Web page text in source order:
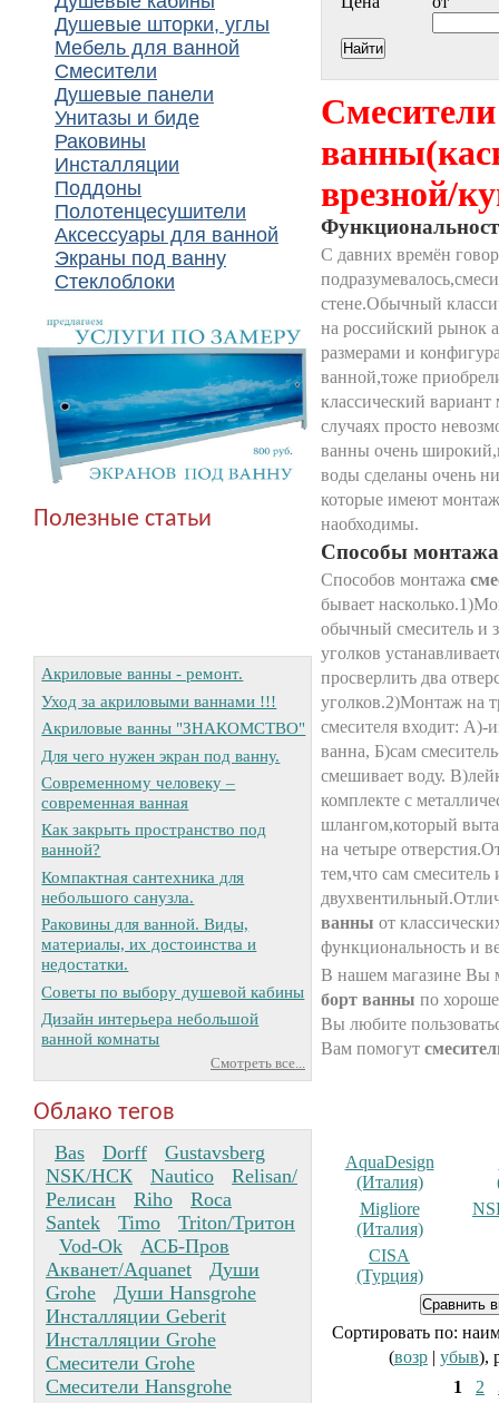
Душевые шторки, углы
Мебель для ванной
Смесители
Душевые панели
Унитазы и биде
Раковины
Инсталляции
Поддоны
Полотенцесушители
Аксессуары для ванной
Экраны под ванну
Стеклоблоки
Полезные статьи
Акриловые ванны - ремонт.
Уход за акриловыми ваннами !!!
Акриловые ванны "ЗНАКОМСТВО"
Для чего нужен экран под ванну.
Современному человеку –
современная ванная
Как закрыть пространство под
ванной?
Компактная сантехника для
небольшого санузла.
Раковины для ванной. Виды,
материалы, их достоинства и
недостатки.
Советы по выбору душевой кабины
Дизайн интерьера небольшой
ванной комнаты
Смотреть все...
Облако тегов
Bas Dorff
Gustavsberg
NSK/НСК
Nautico
Relisan/
Релисан
Riho
Roca
Santek
Timo
Triton/Тритон
Vod-Ok
АСБ-Пров
Акванет/Aquanet
Души
Grohe
Души Hansgrohe
Инсталляции Geberit
Инсталляции Grohe
Смесители Grohe
Смесители Hansgrohe
врезной/
С давних времён
стене.Обычный
на российский рынок
размерами и
ванной,тоже
классический
случаях просто
ванны очень
воды сделаны очень
которые имеют
наобходимы.
Способы
Способов монтажа
бывает
обычный смеситель и
уголков
просверлить два
уголков.2)Монтаж на
смесителя входит: А)-
ванна, Б)сам
смешивает воду.
комплекте с
шлангом,который
на четыре
тем,что сам
ванны от
функциональность и
В нашем магазине Вы
борт ванны по
Вы любите
Вам помогут
AquaDesign
(Италия)
Migliore
(Италия)
CISA
(Турция)
Сортировать по:
(возр | убыв),
1
2